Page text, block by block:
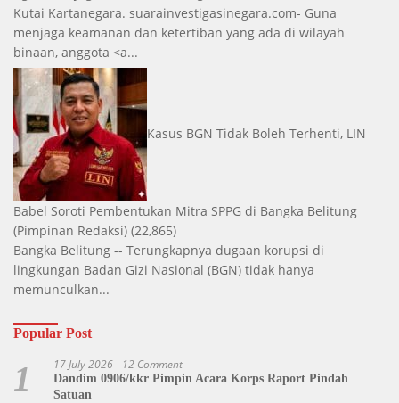
Kutai Kartanegara. suarainvestigasinegara.com- Guna
menjaga keamanan dan ketertiban yang ada di wilayah
binaan, anggota <a...
Kasus BGN Tidak Boleh Terhenti, LIN
Babel Soroti Pembentukan Mitra SPPG di Bangka Belitung
(Pimpinan Redaksi) (22,865)
Bangka Belitung -- Terungkapnya dugaan korupsi di
lingkungan Badan Gizi Nasional (BGN) tidak hanya
memunculkan...
Popular Post
1 17 July 2026 12 Comment
Dandim 0906/kkr Pimpin Acara Korps Raport Pindah
Satuan